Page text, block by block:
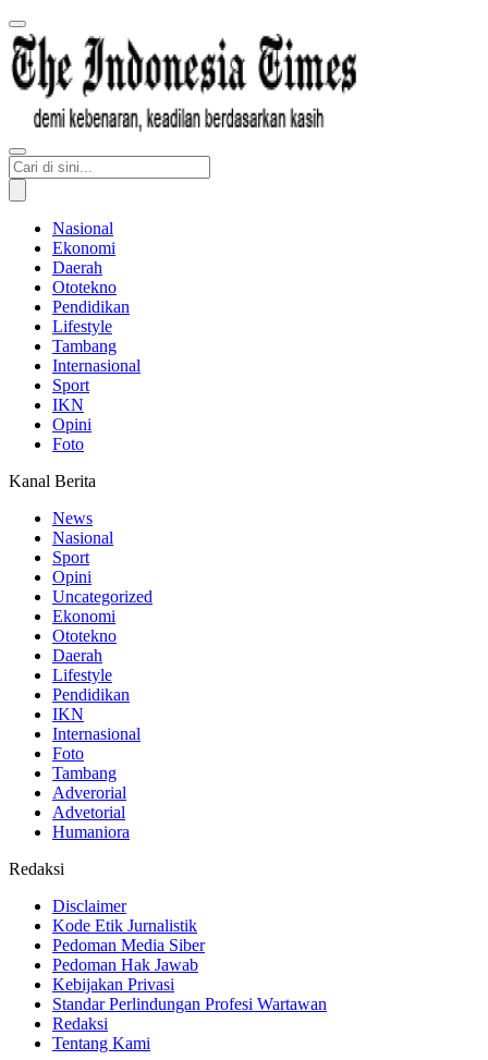
Nasional
Ekonomi
Daerah
Ototekno
Pendidikan
Lifestyle
Tambang
Internasional
Sport
IKN
Opini
Foto
Kanal Berita
News
Nasional
Sport
Opini
Uncategorized
Ekonomi
Ototekno
Daerah
Lifestyle
Pendidikan
IKN
Internasional
Foto
Tambang
Adverorial
Advetorial
Humaniora
Redaksi
Disclaimer
Kode Etik Jurnalistik
Pedoman Media Siber
Pedoman Hak Jawab
Kebijakan Privasi
Standar Perlindungan Profesi Wartawan
Redaksi
Tentang Kami